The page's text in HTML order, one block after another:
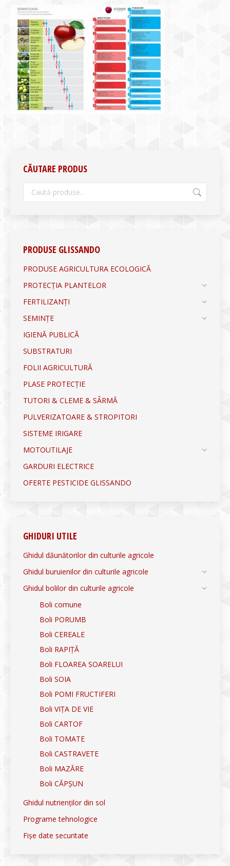
CĂUTARE PRODUS
PRODUSE GLISSANDO
PRODUSE AGRICULTURA ECOLOGICĂ
PROTECȚIA PLANTELOR
FERTILIZANȚI
SEMINȚE
IGIENĂ PUBLICĂ
SUBSTRATURI
FOLII AGRICULTURĂ
PLASE PROTECȚIE
TUTORI & CLEME & SÂRMĂ
PULVERIZATOARE & STROPITORI
SISTEME IRIGARE
MOTOUTILAJE
GARDURI ELECTRICE
OFERTE PESTICIDE GLISSANDO
GHIDURI UTILE
Ghidul dăunătorilor din culturile agricole
Ghidul buruienilor din culturile agricole
Ghidul bolilor din culturile agricole
Boli comune
Boli PORUMB
Boli CEREALE
Boli RAPIȚĂ
Boli FLOAREA SOARELUI
Boli SOIA
Boli POMI FRUCTIFERI
Boli VIȚA DE VIE
Boli CARTOF
Boli TOMATE
Boli CASTRAVETE
Boli MAZĂRE
Boli CĂPȘUN
Ghidul nutrienților din sol
Programe tehnologice
Fișe date securitate